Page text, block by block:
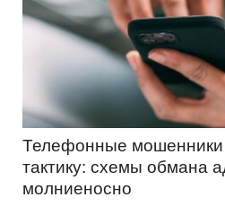
Телефонные мошенники
тактику: схемы обмана
молниеносно